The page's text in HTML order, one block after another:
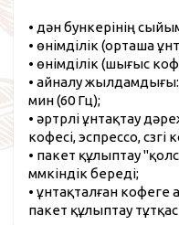
• дән бункерінің
• өнімділік (орташа
• өнімділік (шығыс
• айналу жылдамдығы:
мин (60 Гц);
• әртүрлі ұнтақтау
кофесі, эспрессо, сүзгі
• пакет құлыптау
мүмкіндік береді;
• ұнтақталған
пакет құлыптау